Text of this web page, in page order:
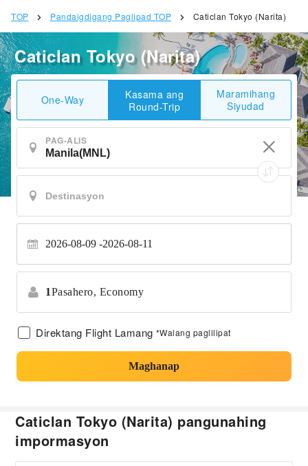
TOP Pandaigdigang Paglipad TOP Caticlan Tokyo (Narita)
Caticlan Tokyo (Narita)
One-Way
Kasama ang
Round-Trip
Maramihang
Siyudad
PAG-ALIS
2026-08-09 2026-08-11
1Pasahero, Economy
Direktang Flight Lamang *Walang paglilipat
Maghanap
Caticlan Tokyo (Narita) pangunahing
impormasyon